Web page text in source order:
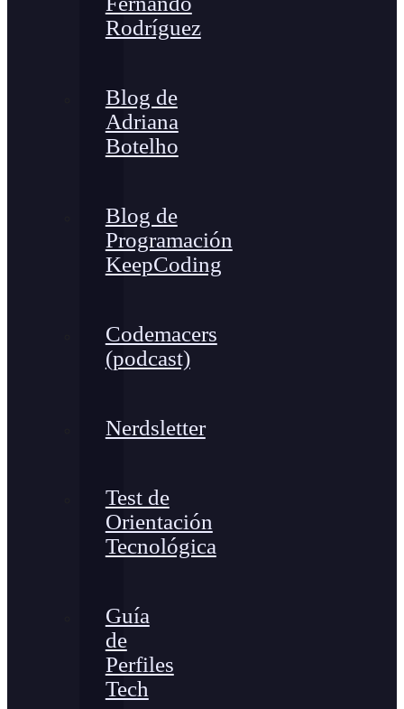
Rodríguez
Blog de
Adriana
Botelho
Blog de
Programación
KeepCoding
Codemacers
(podcast)
Nerdsletter
Test de
Orientación
Tecnológica
Guía
de
Perfiles
Tech